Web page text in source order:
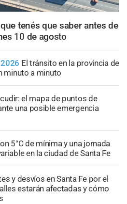
tenés que saber antes de
10 de agosto
El tránsito en la provincia de
minuto a minuto
el mapa de puntos de
una posible emergencia
5°C de mínima y una jornada
en la ciudad de Santa Fe
y desvíos en Santa Fe por el
estarán afectadas y cómo